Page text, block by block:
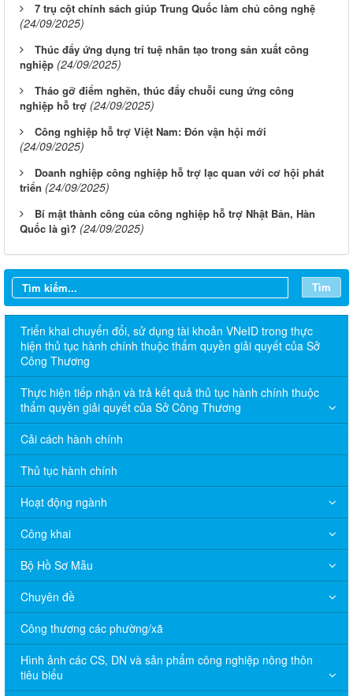
7 trụ cột chính sách giúp Trung Quốc làm chủ công nghệ
(24/09/2025)
Thúc đẩy ứng dụng trí tuệ nhân tạo trong sản xuất công
nghiệp (24/09/2025)
Tháo gỡ điểm nghẽn, thúc đẩy chuỗi cung ứng công
nghiệp hỗ trợ (24/09/2025)
Công nghiệp hỗ trợ Việt Nam: Đón vận hội mới
(24/09/2025)
Doanh nghiệp công nghiệp hỗ trợ lạc quan với cơ hội phát
triển (24/09/2025)
Bí mật thành công của công nghiệp hỗ trợ Nhật Bản, Hàn
Quốc là gì? (24/09/2025)
Tìm
Triển khai chuyển đổi, sử dụng tài khoản VNeID trong thực
hiện thủ tục hành chính thuộc thẩm quyền giải quyết của Sở
Công Thương
Thực hiện tiếp nhận và trả kết quả thủ tục hành chính thuộc
thẩm quyền giải quyết của Sở Công Thương
Cải cách hành chính
Thủ tục hành chính
Hoạt động ngành
Công khai
Bộ Hồ Sơ Mẫu
Chuyên đề
Công thương các phường/xã
Hình ảnh các CS, DN và sản phẩm công nghiệp nông thôn
tiêu biểu